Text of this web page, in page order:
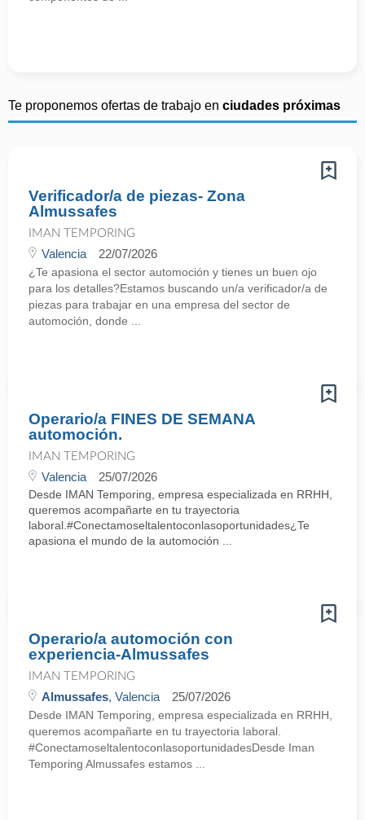
Te proponemos ofertas de trabajo en ciudades próximas
Verificador/a de piezas- Zona
Almussafes
IMAN TEMPORING
Valencia 22/07/2026
¿Te apasiona el sector automoción y tienes un buen ojo
para los detalles?Estamos buscando un/a verificador/a de
piezas para trabajar en una empresa del sector de
automoción, donde ...
Operario/a FINES DE SEMANA
automoción.
IMAN TEMPORING
Valencia 25/07/2026
Desde IMAN Temporing, empresa especializada en RRHH,
queremos acompañarte en tu trayectoria
laboral.#Conectamoseltalentoconlasoportunidades¿Te
apasiona el mundo de la automoción ...
Operario/a automoción con
experiencia-Almussafes
IMAN TEMPORING
Almussafes, Valencia 25/07/2026
Desde IMAN Temporing, empresa especializada en RRHH,
queremos acompañarte en tu trayectoria laboral.
#ConectamoseltalentoconlasoportunidadesDesde Iman
Temporing Almussafes estamos ...